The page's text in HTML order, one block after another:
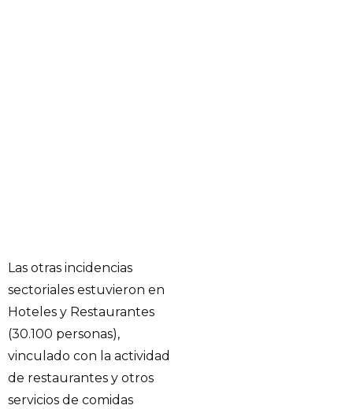
Las otras incidencias
sectoriales estuvieron en
Hoteles y Restaurantes
(30.100 personas),
vinculado con la actividad
de restaurantes y otros
servicios de comidas